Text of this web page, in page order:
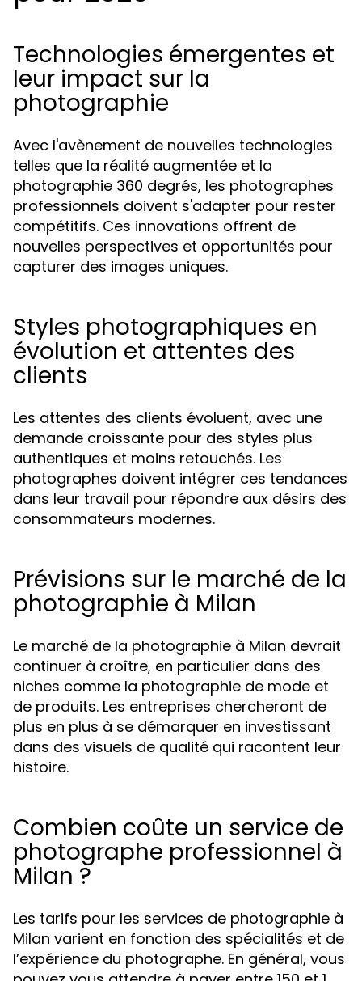
Technologies émergentes et
leur impact sur la
photographie
Avec l'avènement de nouvelles technologies
telles que la réalité augmentée et la
photographie 360 degrés, les photographes
professionnels doivent s'adapter pour rester
compétitifs. Ces innovations offrent de
nouvelles perspectives et opportunités pour
capturer des images uniques.
Styles photographiques en
évolution et attentes des
clients
Les attentes des clients évoluent, avec une
demande croissante pour des styles plus
authentiques et moins retouchés. Les
photographes doivent intégrer ces tendances
dans leur travail pour répondre aux désirs des
consommateurs modernes.
Prévisions sur le marché de la
photographie à Milan
Le marché de la photographie à Milan devrait
continuer à croître, en particulier dans des
niches comme la photographie de mode et
de produits. Les entreprises chercheront de
plus en plus à se démarquer en investissant
dans des visuels de qualité qui racontent leur
histoire.
Combien coûte un service de
photographe professionnel à
Milan ?
Les tarifs pour les services de photographie à
Milan varient en fonction des spécialités et de
l’expérience du photographe. En général, vous